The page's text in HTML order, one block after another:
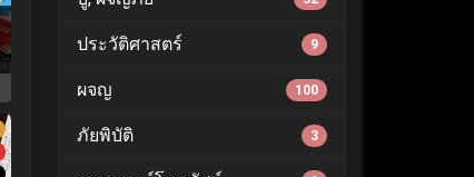
ประวัติศาสตร์ 9
ผจญ 100
ภัยพิบัติ 3